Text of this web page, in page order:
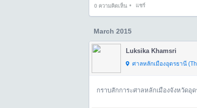
0ความคิดเห็น• แชร์
March 2015
Luksika Khamsri
ศาลหลักเมืองอุดรธานี (The
กราบสักการะศาลหลักเมืองจังหวัดอุ